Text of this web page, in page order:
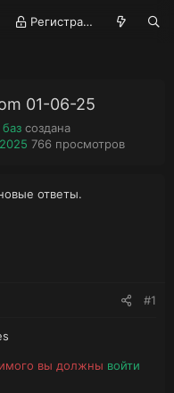
Регистрация
01-06-25
создана
П
с
766 просмотров
ответы.
#1
вы должны войти